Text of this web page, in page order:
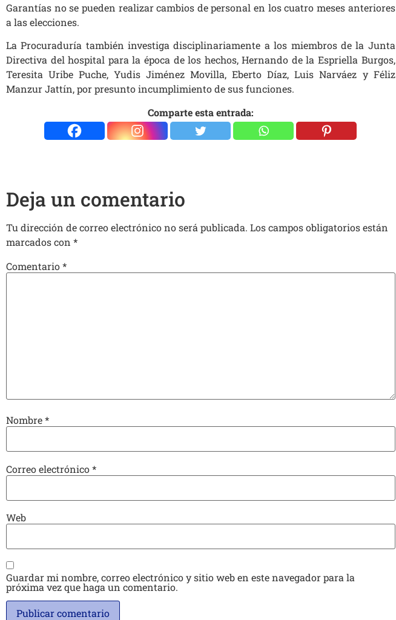
Garantías no se pueden realizar cambios de personal en los cuatro meses anteriores
a las elecciones.
La Procuraduría también investiga disciplinariamente a los miembros de la Junta
Directiva del hospital para la época de los hechos, Hernando de la Espriella Burgos,
Teresita Uribe Puche, Yudis Jiménez Movilla, Eberto Díaz, Luis Narváez y Féliz
Manzur Jattín, por presunto incumplimiento de sus funciones.
Comparte esta entrada:
Deja un comentario
Tu dirección de correo electrónico no será publicada. Los campos obligatorios están
marcados con *
Comentario*
Nombre*
Correo electrónico*
Web
Guardar mi nombre, correo electrónico y sitio web en este navegador para la
próxima vez que haga un comentario.